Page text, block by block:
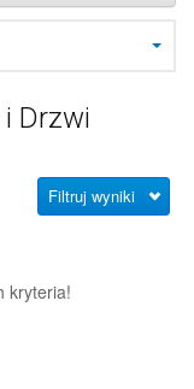
Drzwi
Filtruj wyniki
kryteria!